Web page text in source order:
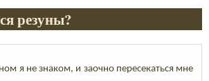
резуны?
я не знаком, и заочно пересекаться мне